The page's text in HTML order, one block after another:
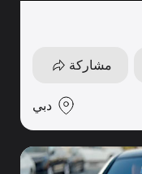
مشاركة
دبي